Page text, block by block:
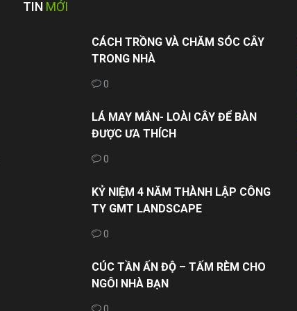
TIN MỚI
CÁCH TRỒNG VÀ CHĂM SÓC CÂY
TRONG NHÀ
0
LÁ MAY MẮN- LOÀI CÂY ĐỂ BÀN
ĐƯỢC ƯA THÍCH
0
KỶ NIỆM 4 NĂM THÀNH LẬP CÔNG
TY GMT LANDSCAPE
0
CÚC TẦN ẤN ĐỘ – TẤM RÈM CHO
NGÔI NHÀ BẠN